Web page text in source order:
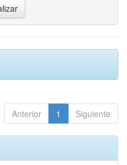
Anterior 1 Siguiente